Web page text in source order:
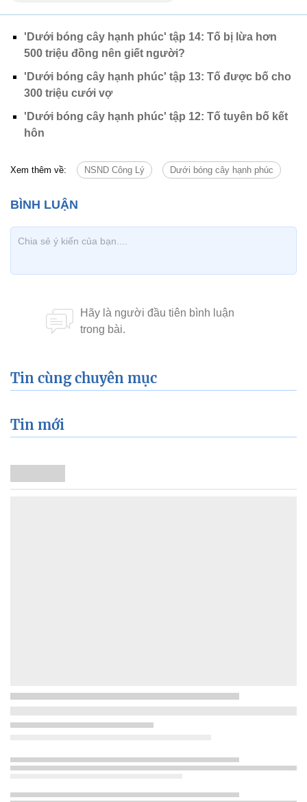
'Dưới bóng cây hạnh phúc' tập 14: Tố bị lừa hơn
500 triệu đồng nên giết người?
'Dưới bóng cây hạnh phúc' tập 13: Tố được bố cho
300 triệu cưới vợ
'Dưới bóng cây hạnh phúc' tập 12: Tố tuyên bố kết
hôn
Xem thêm về: NSND Công Lý Dưới bóng cây hạnh phúc
Tin cùng chuyên mục
Tin mới